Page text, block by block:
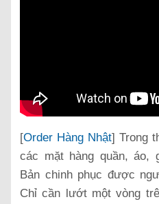
[Order Hàng Nhật] Trong
các mặt hàng quần,
Bản chinh phục được
Chỉ cần lướt một vòng